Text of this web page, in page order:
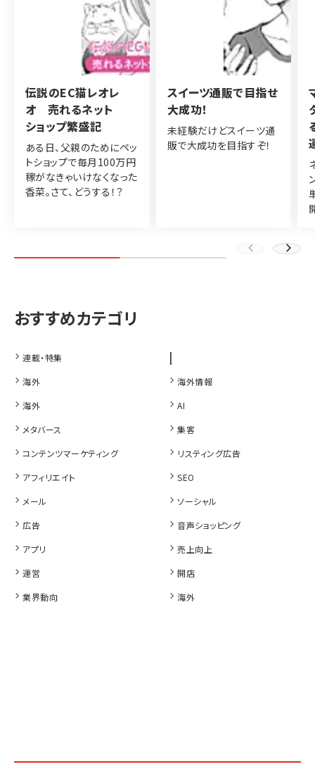
伝説のEC猫レオレ
オ 売れるネット
ショップ繁盛記
ある日、父親のためにペッ
トショップで毎月100万円
稼がなきゃいけなくなった
香菜。さて、どうする！？
スイーツ通販で目指せ
大成功！
未経験だけどスイーツ通
販で大成功を目指すぞ！
連載・特集 |
海外
海外情報
海外
AI
メタバース
集客
コンテンツマーケティング
リスティング広告
アフィリエイト
SEO
メール
ソーシャル
広告
音声ショッピング
アプリ
売上向上
運営
開店
業界動向
海外